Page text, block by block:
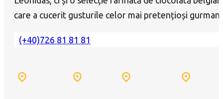
care a cucerit gusturile celor mai pretențioși
(+40)726 81 81 81